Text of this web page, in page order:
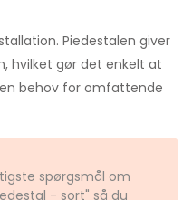
Piedestalen giver
hvilket gør det enkelt at
behov for omfattende
spørgsmål om
- sort" så du